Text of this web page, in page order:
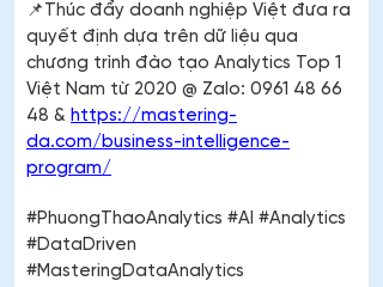
📌Thúc đẩy doanh nghiệp Việt đưa ra
quyết định dựa trên dữ liệu qua
chương trình đào tạo Analytics Top 1
Việt Nam từ 2020 @ Zalo: 0961 48 66
48 & https://mastering-
da.com/business-intelligence-
program/
#PhuongThaoAnalytics #AI #Analytics
#DataDriven
#MasteringDataAnalytics